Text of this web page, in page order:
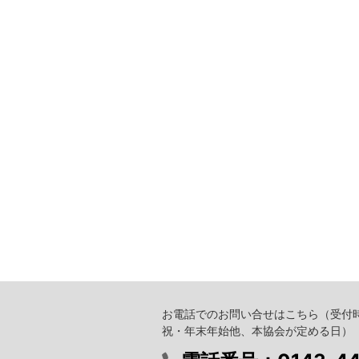
お電話でのお問い合せはこちら
（受
祝・年末年始他、本協会が定める日）